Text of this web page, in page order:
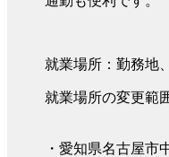
就業場所：勤務地
就業場所の変更範
・愛知県名古屋